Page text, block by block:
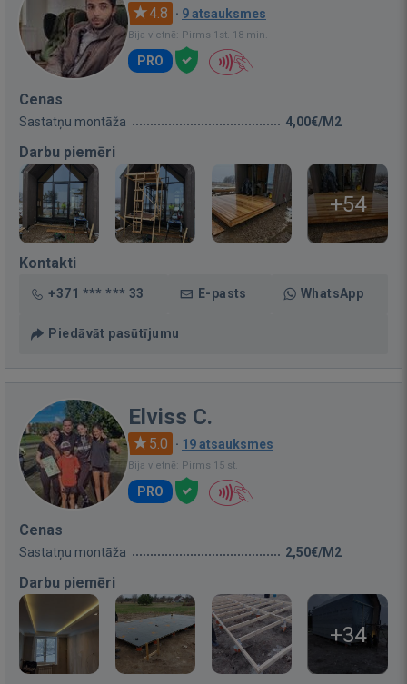
4.8 · 9 atsauksmes
Bija vietnē: Pirms 1st. 18 min.
PRO
Cenas
Sastatņu montāža 4,00€/M2
Darbu piemēri
+54
Kontakti
+371 *** *** 33 E-pasts WhatsApp
Piedāvāt pasūtījumu
Elviss C.
5.0 · 19 atsauksmes
Bija vietnē: Pirms 15 st.
PRO
Cenas
Sastatņu montāža 2,50€/M2
Darbu piemēri
+34